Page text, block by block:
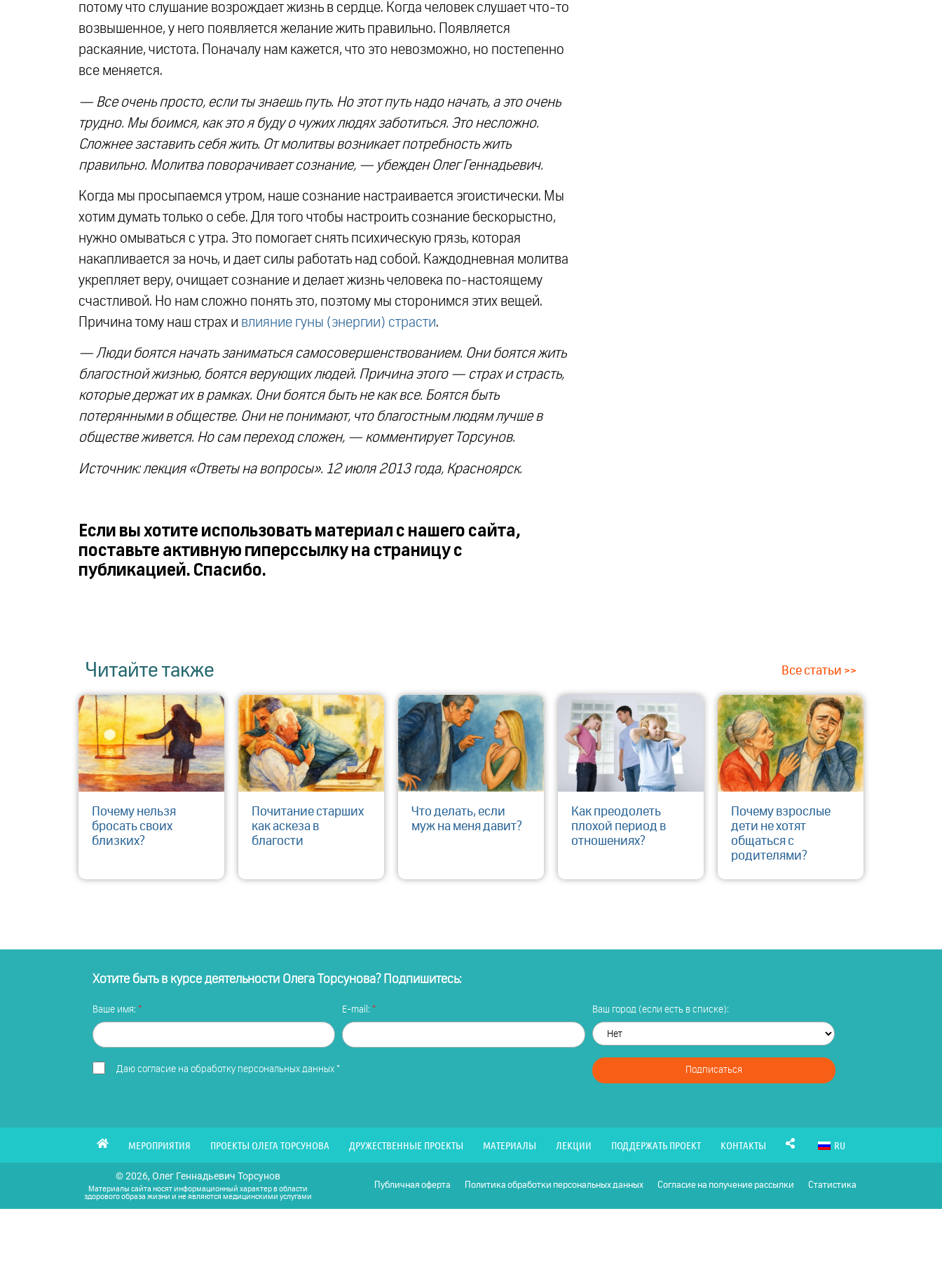
потому что слушание возрождает жизнь в сердце. Когда человек слушает что-то
возвышенное, у него появляется желание жить правильно. Появляется
раскаяние, чистота. Поначалу нам кажется, что это невозможно, но постепенно
все меняется.
— Все очень просто, если ты знаешь путь. Но этот путь надо начать, а это очень
трудно. Мы боимся, как это я буду о чужих людях заботиться. Это несложно.
Сложнее заставить себя жить. От молитвы возникает потребность жить
правильно. Молитва поворачивает сознание, — убежден Олег Геннадьевич.
Когда мы просыпаемся утром, наше сознание настраивается эгоистически. Мы
хотим думать только о себе. Для того чтобы настроить сознание бескорыстно,
нужно омываться с утра. Это помогает снять психическую грязь, которая
накапливается за ночь, и дает силы работать над собой. Каждодневная молитва
укрепляет веру, очищает сознание и делает жизнь человека по-настоящему
счастливой. Но нам сложно понять это, поэтому мы сторонимся этих вещей.
Причина тому наш страх и влияние гуны (энергии) страсти.
— Люди боятся начать заниматься самосовершенствованием. Они боятся жить
благостной жизнью, боятся верующих людей. Причина этого — страх и страсть,
которые держат их в рамках. Они боятся быть не как все. Боятся быть
потерянными в обществе. Они не понимают, что благостным людям лучше в
обществе живется. Но сам переход сложен, — комментирует Торсунов.
Источник: лекция «Ответы на вопросы». 12 июля 2013 года, Красноярск.
Если вы хотите использовать материал с нашего сайта,
поставьте активную гиперссылку на страницу с
публикацией. Спасибо.
Читайте также Все статьи >>
Почему нельзя
бросать своих
близких?
Почитание старших
как аскеза в
благости
​Что делать, если
муж на меня давит?
Как преодолеть
плохой период в
отношениях?
​Почему взрослые
дети не хотят
общаться с
родителями?
Хотите быть в курсе деятельности Олега Торсунова? Подпишитесь:
Ваше имя: E-mail: Ваш город (если есть в списке):
Даю согласие на обработку персональных данных* Подписаться
МЕРОПРИЯТИЯ ПРОЕКТЫ ОЛЕГА ТОРСУНОВА ДРУЖЕСТВЕННЫЕ ПРОЕКТЫ МАТЕРИАЛЫ ЛЕКЦИИ ПОДДЕРЖАТЬ ПРОЕКТ КОНТАКТЫ RU
© 2026, Олег Геннадьевич Торсунов
Материалы сайта носят информационный характер в области
здорового образа жизни и не являются медицинскими услугами
Публичная оферта Политика обработки персональных данных Согласие на получение рассылки Статистика